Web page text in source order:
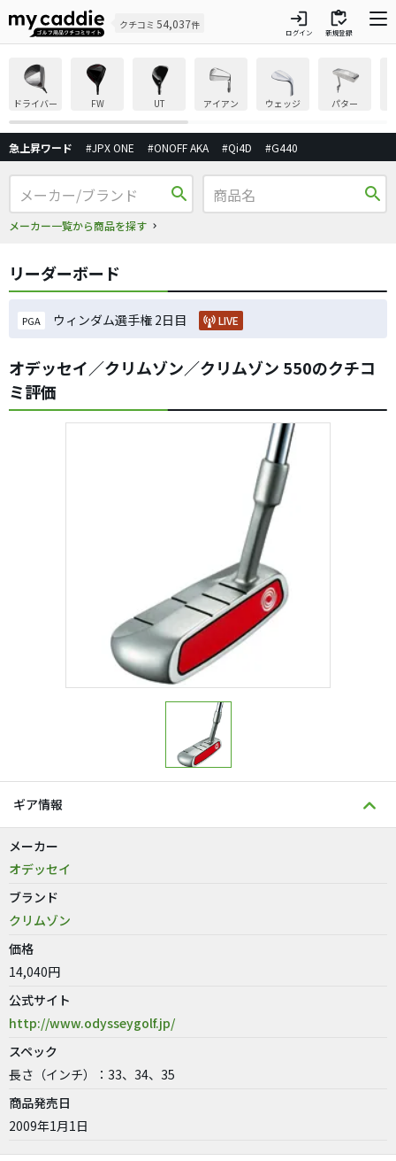
クチコミ 54,037件 login
ログイン
inventory
新規登録
ドライバー FW UT アイアン ウェッジ パター
急上昇ワード #JPX ONE #ONOFF AKA #Qi4D #G440
search
メーカー一覧から商品を探す
search
リーダーボード
PGA ウィンダム選手権 2日目 LIVE
オデッセイ／クリムゾン／クリムゾン 550のクチコ
ミ評価
ギア情報
メーカー
オデッセイ
ブランド
クリムゾン
価格
14,040円
公式サイト
http://www.odysseygolf.jp/
スペック
長さ（インチ）：33、34、35
商品発売日
2009年1月1日